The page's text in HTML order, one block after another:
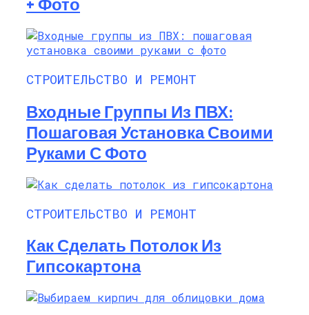
+ Фото
СТРОИТЕЛЬСТВО И РЕМОНТ
Входные Группы Из ПВХ:
Пошаговая Установка Своими
Руками С Фото
СТРОИТЕЛЬСТВО И РЕМОНТ
Как Сделать Потолок Из
Гипсокартона